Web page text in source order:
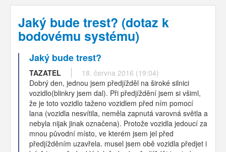
Jaký bude trest? (dotaz k
bodovému systému)
Jaký bude trest?
TAZATEL
18. června 2016 (19:04)
Dobrý den, jednou jsem předjížděl na široké silnici
vozidlo(blinkry jsem dal). Při předjíždění jsem si všiml,
že je toto vozidlo taženo vozidlem před ním pomocí
lana (vozidla nesvítila, neměla zapnutá varovná světla a
nebyla nijak jinak označena). Protože vozidla jedoucí za
mnou původní místo, ve kterém jsem jel před
předjížděním uzavřela. musel jsem obě vozidla předjet i